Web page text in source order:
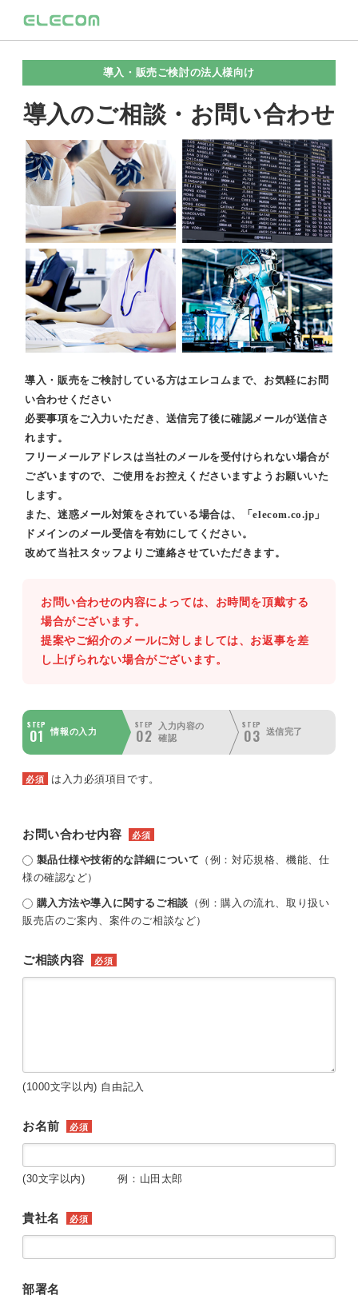
導入・販売ご検討の法人様向け
導入のご相談・お問い合わせ
導入・販売をご検討している方はエレコムまで、お気軽にお問
い合わせください
必要事項をご入力いただき、送信完了後に確認メールが送信さ
れます。
フリーメールアドレスは当社のメールを受付けられない場合が
ございますので、ご使用をお控えくださいますようお願いいた
します。
また、迷惑メール対策をされている場合は、「elecom.co.jp」
ドメインのメール受信を有効にしてください。
改めて当社スタッフよりご連絡させていただきます。
お問い合わせの内容によっては、お時間を頂戴する
場合がございます。
提案やご紹介のメールに対しましては、お返事を差
し上げられない場合がございます。
STEP
01 情報の入力
STEP
02
入力内容の
確認
STEP
03 送信完了
必須 は入力必須項目です。
お問い合わせ内容 必須
製品仕様や技術的な詳細について （例：対応規格、機能、仕
様の確認など）
購入方法や導入に関するご相談 （例：購入の流れ、取り扱い
販売店のご案内、案件のご相談など）
ご相談内容 必須
(1000文字以内) 自由記入
お名前 必須
(30文字以内) 例：山田太郎
貴社名 必須
部署名